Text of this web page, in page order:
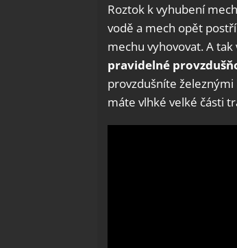
Roztok k vyhubení
vodě a mech opět
mechu vyhovovat. A tak
pravidelné
provzdušníte
máte vlhké velké části